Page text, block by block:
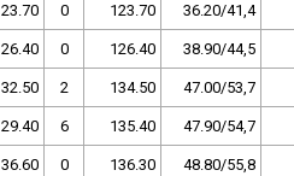
0 123.70 36.20/41,4
0 126.40 38.90/44,5
2 134.50 47.00/53,7
6 135.40 47.90/54,7
0 136.30 48.80/55,8